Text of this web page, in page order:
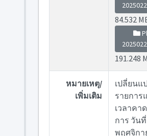
84.532
191.248
หมายเหตุ/
เพิ่มเติม
เปลี่ยนแ
รายการ
เวลาคา
การ วันที่
พฤศจิกา